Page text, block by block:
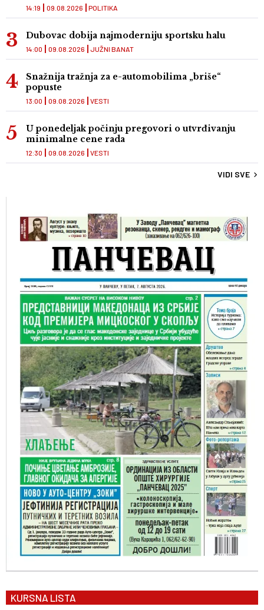
POLITIKA
14:19 09.08.2026
Dubovac dobija najmoderniju sportsku halu
JUŽNI BANAT
14:00 09.08.2026
Snažnija tražnja za e-automobilima „briše“
popuste
VESTI
13:00 09.08.2026
U ponedeljak počinju pregovori o utvrđivanju
minimalne cene rada
VESTI
12:30 09.08.2026
VIDI SVE
KURSNA LISTA